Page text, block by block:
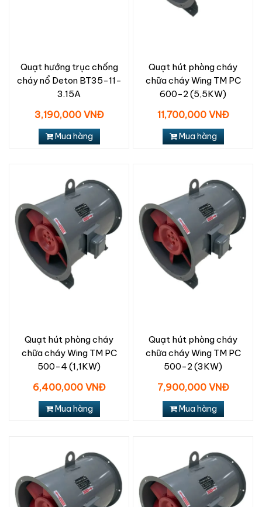
Quạt hướng trục chống
cháy nổ Deton BT35-11-
3.15A
3,190,000 VNĐ
Mua hàng
Quạt hút phòng cháy
chữa cháy Wing TM PC
600-2 (5,5KW)
11,700,000 VNĐ
Mua hàng
Quạt hút phòng cháy
chữa cháy Wing TM PC
500-4 (1,1KW)
6,400,000 VNĐ
Mua hàng
Quạt hút phòng cháy
chữa cháy Wing TM PC
500-2 (3KW)
7,900,000 VNĐ
Mua hàng